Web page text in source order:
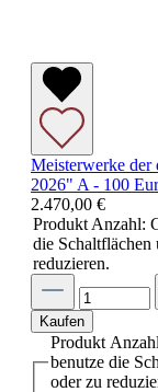
Meisterwerke der
2026" A - 100
2.470,00 €
Produkt Anzahl:
die Schaltflächen
reduzieren.
Kaufen
Produkt
benutze die
oder zu